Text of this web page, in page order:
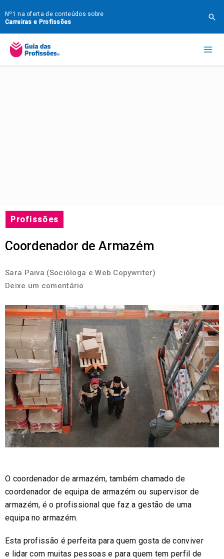
para
o
conteúdo
Nº1 na oferta de conteúdos sobre
Carreiras e Profissões
Profissões
Coordenador de Armazém
Sara Paiva (Socióloga e Web Copywriter)
Deixe um comentário
O coordenador de armazém, também chamado de
coordenador de equipa de armazém ou supervisor de
armazém, é o profissional que faz a gestão de uma
equipa no armazém.
Esta profissão é perfeita para quem gosta de conviver
e lidar com muitas pessoas e para quem tem perfil de